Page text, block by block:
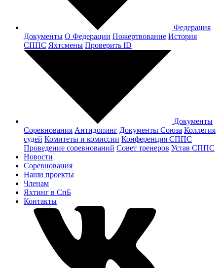
Федерация
Документы О Федерации Пожертвование История
СППС Яхтсмены Проверить ID
Документы
Соревнования Антидопинг Документы Cоюза Коллегия
судей Комитеты и комиссии Конференция СППС
Проведение соревнований Совет тренеров Устав СППС
Новости
Соревнования
Наши проекты
Членам
Яхтинг в СпБ
Контакты